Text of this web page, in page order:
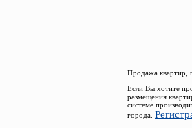
Продажа квартир,
Если Вы хотите
размещения
системе
города.